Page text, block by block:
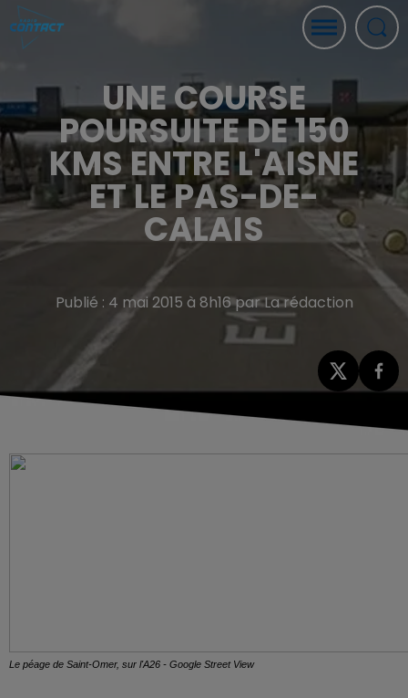
UNE COURSE
POURSUITE DE 150
KMS ENTRE L'AISNE
ET LE PAS-DE-
CALAIS
Publié : 4 mai 2015 à 8h16 par La rédaction
Le péage de Saint-Omer, sur l'A26 - Google Street View